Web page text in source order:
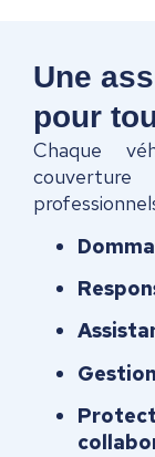
Une
pour
Chaque